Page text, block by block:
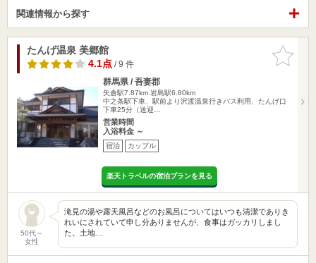
関連情報から探す
お気に入
りに追加
たんげ温泉 美郷館
4.1点/ 9 件
群馬県 / 吾妻郡
矢倉駅7.87km 岩島駅6.80km
中之条駅下車、駅前より沢渡温泉行きバス利用、たんげ口
下車25分（送迎…
営業時間
入浴料金 ～
宿泊 カップル
楽天トラベルの宿泊プランを見る
50代～
女性
滝見の湯や露天風呂などのお風呂についてはいつも清潔でありき
れいにされていて申し分ありませんが、食事はガッカリしまし
た。土地…